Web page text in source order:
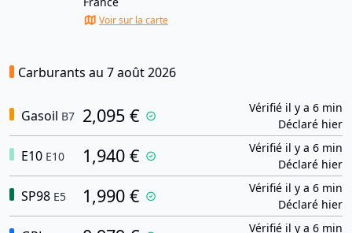
Voir sur la carte
Carburants au 7 août 2026
Gasoil B7 2,095 €
Vérifié il y a 6 min
Déclaré hier
E10 E10 1,940 €
Vérifié il y a 6 min
Déclaré hier
SP98 E5 1,990 €
Vérifié il y a 6 min
Déclaré hier
Vérifié il y a 6 min